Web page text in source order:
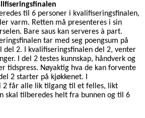
til 6 personer i kvalifiseringsfinalen,
varm. Retten må presenteres i sin
Bare saus kan serveres à part.
tar med seg poengsum på
2. I kvalifiseringsfinalen del 2, venter
I del 2 testes kunnskap, håndverk og
tidspress. Nøyaktig hva de kan forvente
2 starter på kjøkkenet. I
2 får alle lik tilgang til et felles, likt
skal tilberedes helt fra bunnen og til 6